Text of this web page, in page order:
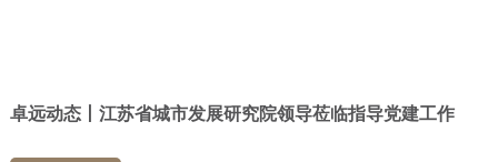
卓远动态丨江苏省城市发展研究院领导莅临指导党建工作